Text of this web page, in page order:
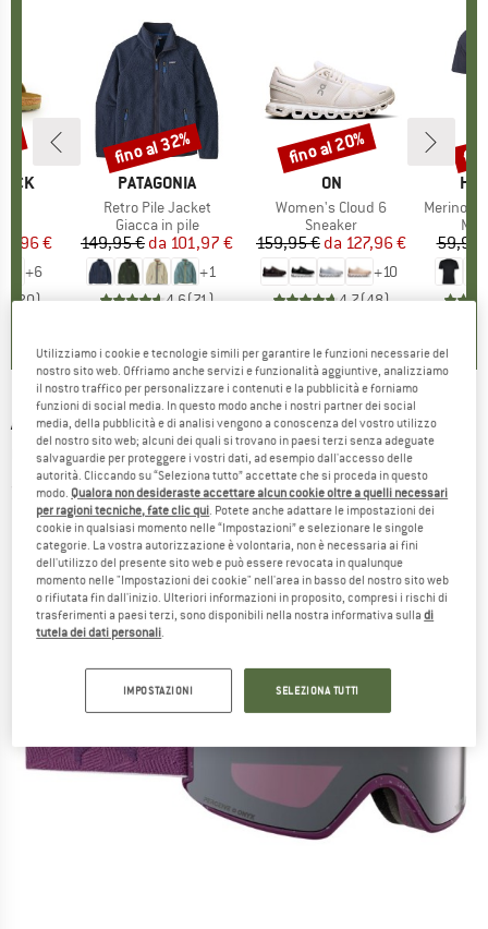
ridotto
€
+6
(20)
MARCHIO
PATAGONIA
Articolo
Retro Pile Jacket
Gruppo di prodotti
Giacca in pile
Prezzo
149,95 € Prezzo ridotto
da 101,97 €
+1
4,6(71 )
Sconto
fino al 32%
MARCHIO
ON
Articolo
Women's Cloud 6
Gruppo di prodotti
Sneaker
Prezzo
159,95 € Prezzo ridotto
da 127,96 €
+10
4,7(48)
Sconto
fino al 20%
Articolo
MerinoMix150
59,95
ANON - Women's WM3 S4+S2 (VLT
6+34%)+MFI Mask - Maschera da sci
(0)
Utilizziamo i cookie e tecnologie simili per garantire le funzioni necessarie del
nostro sito web. Offriamo anche servizi e funzionalità aggiuntive, analizziamo
il nostro traffico per personalizzare i contenuti e la pubblicità e forniamo
funzioni di social media. In questo modo anche i nostri partner dei social
media, della pubblicità e di analisi vengono a conoscenza del vostro utilizzo
del nostro sito web; alcuni dei quali si trovano in paesi terzi senza adeguate
salvaguardie per proteggere i vostri dati, ad esempio dall'accesso delle
autorità. Cliccando su “Seleziona tutto” accettate che si proceda in questo
modo. Qualora non desideraste accettare alcun cookie oltre a quelli necessari
per ragioni tecniche, fate clic qui . Potete anche adattare le impostazioni dei
cookie in qualsiasi momento nelle “Impostazioni” e selezionare le singole
categorie. La vostra autorizzazione è volontaria, non è necessaria ai fini
dell'utilizzo del presente sito web e può essere revocata in qualunque
momento nelle "Impostazioni dei cookie" nell'area in basso del nostro sito web
o rifiutata fin dall'inizio. Ulteriori informazioni in proposito, compresi i rischi di
trasferimenti a paesi terzi, sono disponibili nella nostra informativa sulladi
tutela dei dati personali
IMPOSTAZIONI SELEZIONA TUTTI